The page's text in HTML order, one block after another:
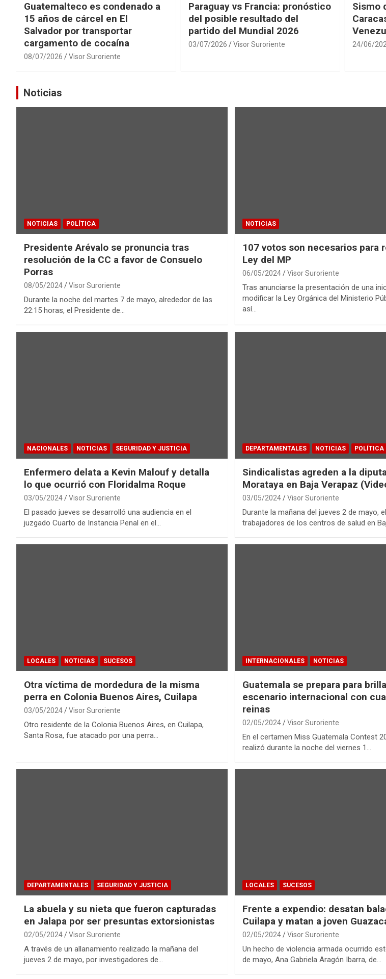
Guatemalteco es condenado a
15 años de cárcel en El
Salvador por transportar
cargamento de cocaína
08/07/2026 Visor Suroriente
Paraguay vs Francia: pronóstico
del posible resultado del
partido del Mundial 2026
03/07/2026 Visor Suroriente
Sismo
24/06/
Noticias
NOTICIAS POLÍTICA
Presidente Arévalo se pronuncia tras
resolución de la CC a favor de Consuelo
Porras
08/05/2024 Visor Suroriente
Durante la noche del martes 7 de mayo, alrededor de las
22:15 horas, el Presidente de…
NOTICIAS
107 votos son necesarios para
Ley del MP
06/05/2024 Visor Suroriente
Tras anunciarse la presentación de una
modificar la Ley Orgánica del Ministerio
así…
NACIONALES NOTICIAS SEGURIDAD Y JUSTICIA
Enfermero delata a Kevin Malouf y detalla
lo que ocurrió con Floridalma Roque
03/05/2024 Visor Suroriente
El pasado jueves se desarrolló una audiencia en el
juzgado Cuarto de Instancia Penal en el…
DEPARTAMENTALES NOTICIAS POLÍTICA
Sindicalistas agreden a la
Morataya en Baja Verapaz
03/05/2024 Visor Suroriente
Durante la mañana del jueves 2 de mayo,
trabajadores de los centros de salud en
LOCALES NOTICIAS SUCESOS
Otra víctima de mordedura de la misma
perra en Colonia Buenos Aires, Cuilapa
03/05/2024 Visor Suroriente
Otro residente de la Colonia Buenos Aires, en Cuilapa,
Santa Rosa, fue atacado por una perra…
INTERNACIONALES NOTICIAS
Guatemala se prepara para
escenario internacional con
reinas
02/05/2024 Visor Suroriente
En el certamen Miss Guatemala Contest
realizó durante la noche del viernes 1…
DEPARTAMENTALES SEGURIDAD Y JUSTICIA
La abuela y su nieta que fueron capturadas
en Jalapa por ser presuntas extorsionistas
02/05/2024 Visor Suroriente
A través de un allanamiento realizado la mañana del
jueves 2 de mayo, por investigadores de…
LOCALES SUCESOS
Frente a expendio: desatan
Cuilapa y matan a joven
02/05/2024 Visor Suroriente
Un hecho de violencia armada ocurrido
de mayo, Ana Gabriela Aragón Ibarra, de…